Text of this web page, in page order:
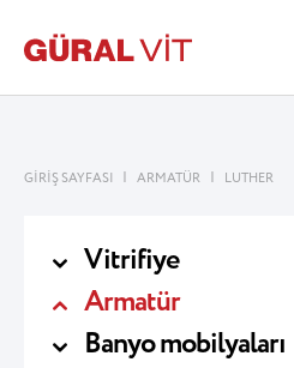
GİRİŞ SAYFASI | ARMATÜR | LUTHER
Vitrifiye
Armatür
Banyo mobilyaları